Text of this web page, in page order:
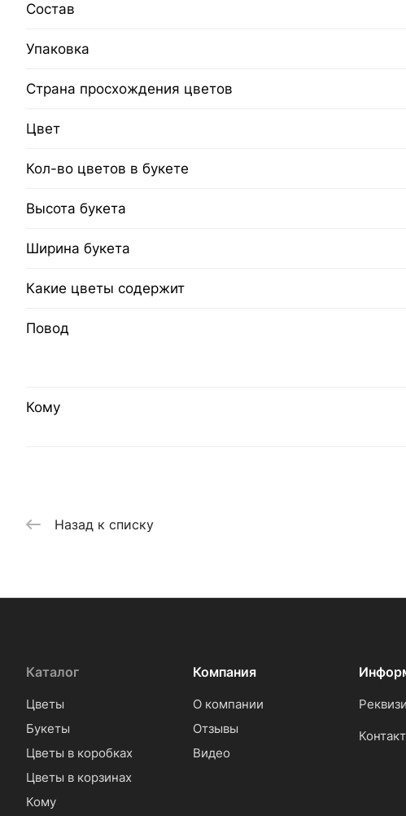
Состав
Упаковка
Страна просхождения цветов
Цвет
Кол-во цветов в букете
Высота букета
Ширина букета
Какие цветы содержит
Повод
Кому
Назад к списку
Каталог
Цветы
Букеты
Цветы в коробках
Цветы в корзинах
Кому
Компания
О компании
Отзывы
Видео